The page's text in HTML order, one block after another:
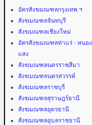
อัครสังฆมณฑลกรุงเทพ ฯ
สังฆมณฑลจันทบุรี
สังฆมณฑลเชียงใหม่
อัครสังฆมณฑลท่าแร่ - หนอง
แสง
สังฆมณฑลนครราชสีมา
สังฆมณฑลนครสวรรค์
สังฆมณฑลราชบุรี
สังฆมณฑลสุราษฎร์ธานี
สังฆมณฑลอุดรธานี
สังฆมณฑลอุบลราชธานี